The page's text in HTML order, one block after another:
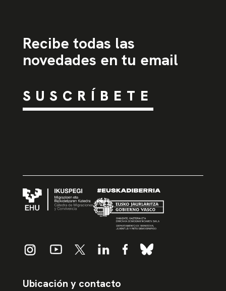
Recibe todas las
novedades en tu email
SUSCRÍBETE
Ubicación y contacto